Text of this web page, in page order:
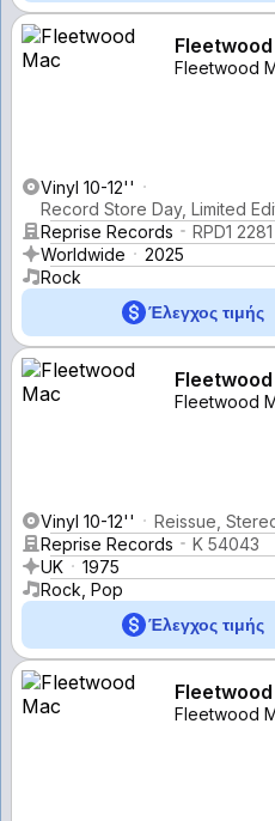
Fleetwood
Vinyl 10-12''
Record Store Day, Limited
Reprise Records
RPD1 2281
Worldwide
2025
Rock
Έλεγχος τιμής
Fleetwood
Vinyl 10-12''
Reissue,
Reprise Records
K 54043
UK
1975
Rock, Pop
Έλεγχος τιμής
Fleetwood